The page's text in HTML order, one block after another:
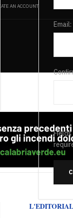
AN ACCOUNT
Email: